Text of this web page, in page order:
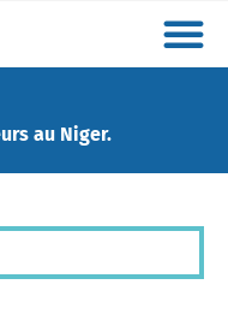
au Niger.